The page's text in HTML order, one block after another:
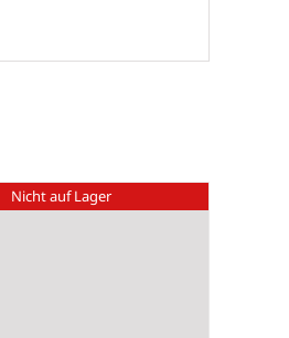
Nicht auf Lager